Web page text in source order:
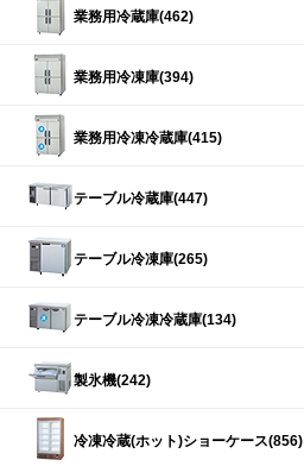
業務用冷蔵庫(462)
業務用冷凍庫(394)
業務用冷凍冷蔵庫(415)
テーブル冷蔵庫(447)
テーブル冷凍庫(265)
テーブル冷凍冷蔵庫(134)
製氷機(242)
冷凍冷蔵(ホット)ショーケース(856)